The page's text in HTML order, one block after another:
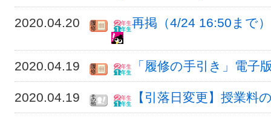
2020.04.20 再掲（4/24 16:50まで
2020.04.19 「履修の手引き」電子
2020.04.19 【引落日変更】授業料